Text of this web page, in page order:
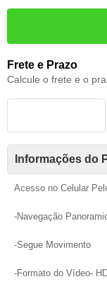
Frete e Prazo
Calcule o frete e o
Informações do
Acesso no Celular
-Navegação
-Segue Movimento
-Formato do Vídeo-